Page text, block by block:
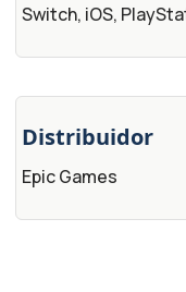
Switch, iOS,
Distribuidor
Epic Games